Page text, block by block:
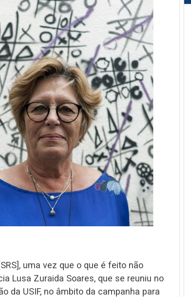
uma vez que o que é feito não
Lusa Zuraida Soares, que se reuniu no
da USIF, no âmbito da campanha para